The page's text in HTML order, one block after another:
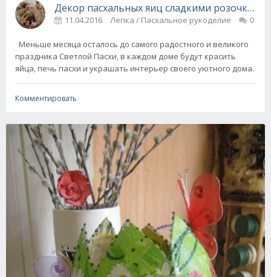
Декор пасхальных яиц сладкими розочками!
11.04.2016 Лепка / Пасхальное рукоделие 0
Меньше месяца осталось до самого радостного и великого
праздника Светлой Пасхи, в каждом доме будут красить
яйца, печь пасхи и украшать интерьер своего уютного дома.
Комментировать